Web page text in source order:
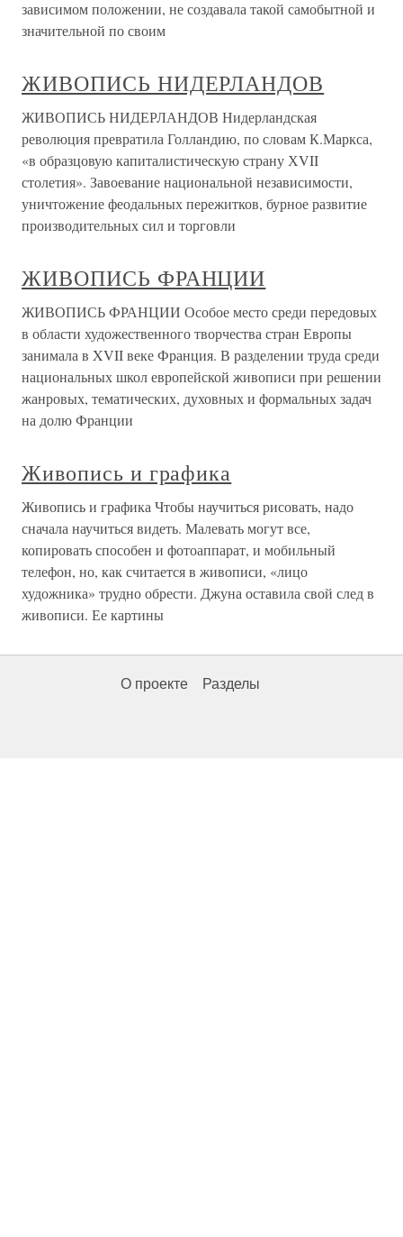
зависимом положении, не создавала такой самобытной и
значительной по своим
ЖИВОПИСЬ НИДЕРЛАНДОВ
ЖИВОПИСЬ НИДЕРЛАНДОВ Нидерландская
революция превратила Голландию, по словам К.Маркса,
«в образцовую капиталистическую страну ХVII
столетия». Завоевание национальной независимости,
уничтожение феодальных пережитков, бурное развитие
производительных сил и торговли
ЖИВОПИСЬ ФРАНЦИИ
ЖИВОПИСЬ ФРАНЦИИ Особое место среди передовых
в области художественного творчества стран Европы
занимала в XVII веке Франция. В разделении труда среди
национальных школ европейской живописи при решении
жанровых, тематических, духовных и формальных задач
на долю Франции
Живопись и графика
Живопись и графика Чтобы научиться рисовать, надо
сначала научиться видеть. Малевать могут все,
копировать способен и фотоаппарат, и мобильный
телефон, но, как считается в живописи, «лицо
художника» трудно обрести. Джуна оставила свой след в
живописи. Ее картины
О проекте Разделы